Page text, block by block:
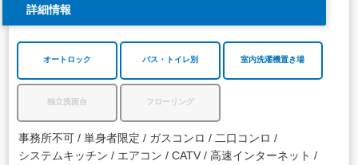
詳細情報
オートロック バス・トイレ別 室内洗濯機置き場
独立洗面台 フローリング
事務所不可 単身者限定 ガスコンロ
二口コンロ
システムキッチン
エアコン CATV
高速インターネット